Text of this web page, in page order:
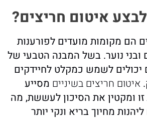
איטום חריצים?
הם מקומות מועדים לפורענות
ובני נוער. בשל המבנה הטבעי של
יכולים לשמש כמקלט לחיידקים
איטום חריצים בשיניים מסייע
ומקטין את הסיכון לעששת, מה
מחיוך בריא ונקי יותר